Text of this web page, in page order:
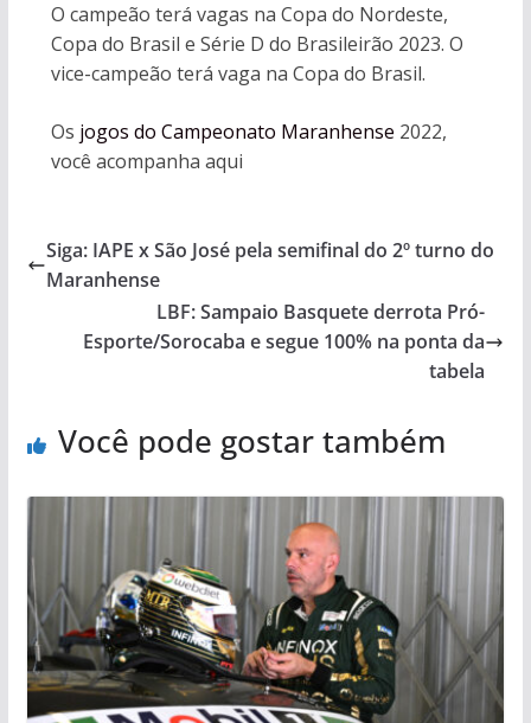
O campeão terá vagas na Copa do Nordeste,
Copa do Brasil e Série D do Brasileirão 2023. O
vice-campeão terá vaga na Copa do Brasil.
Os jogos do Campeonato Maranhense 2022,
você acompanha aqui
Siga: IAPE x São José pela semifinal do 2º turno do
Maranhense
LBF: Sampaio Basquete derrota Pró-
Esporte/Sorocaba e segue 100% na ponta da
tabela
Você pode gostar também